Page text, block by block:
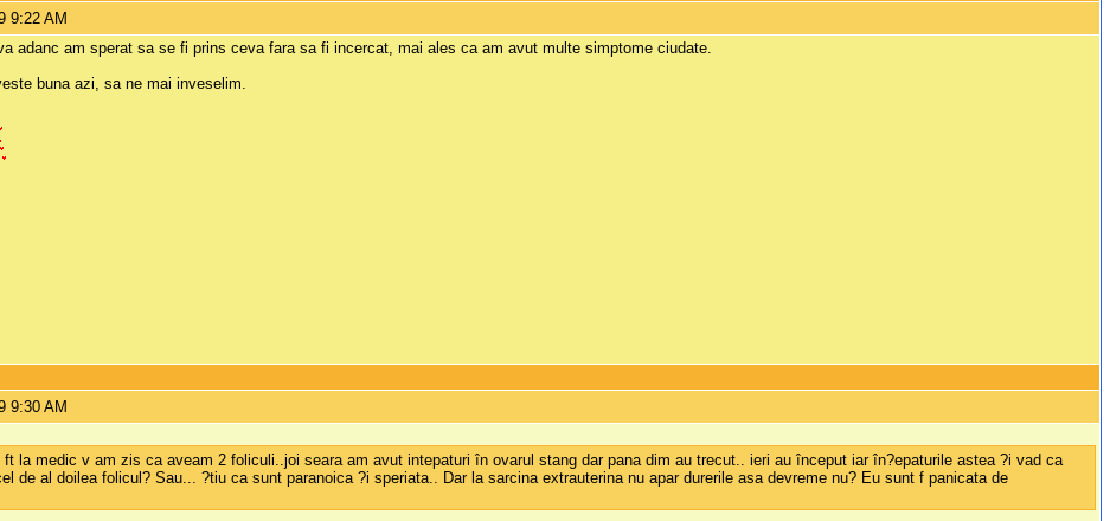
9:22 AM
adanc am sperat sa se fi prins ceva fara sa fi incercat, mai ales ca am avut multe simptome ciudate.
buna azi, sa ne mai inveselim.
9:30 AM
ft la medic v am zis ca aveam 2 foliculi..joi seara am avut intepaturi în ovarul stang dar pana dim au trecut.. ieri au început iar în?epaturile astea ?i vad ca
de al doilea folicul? Sau... ?tiu ca sunt paranoica ?i speriata.. Dar la sarcina extrauterina nu apar durerile asa devreme nu? Eu sunt f panicata de